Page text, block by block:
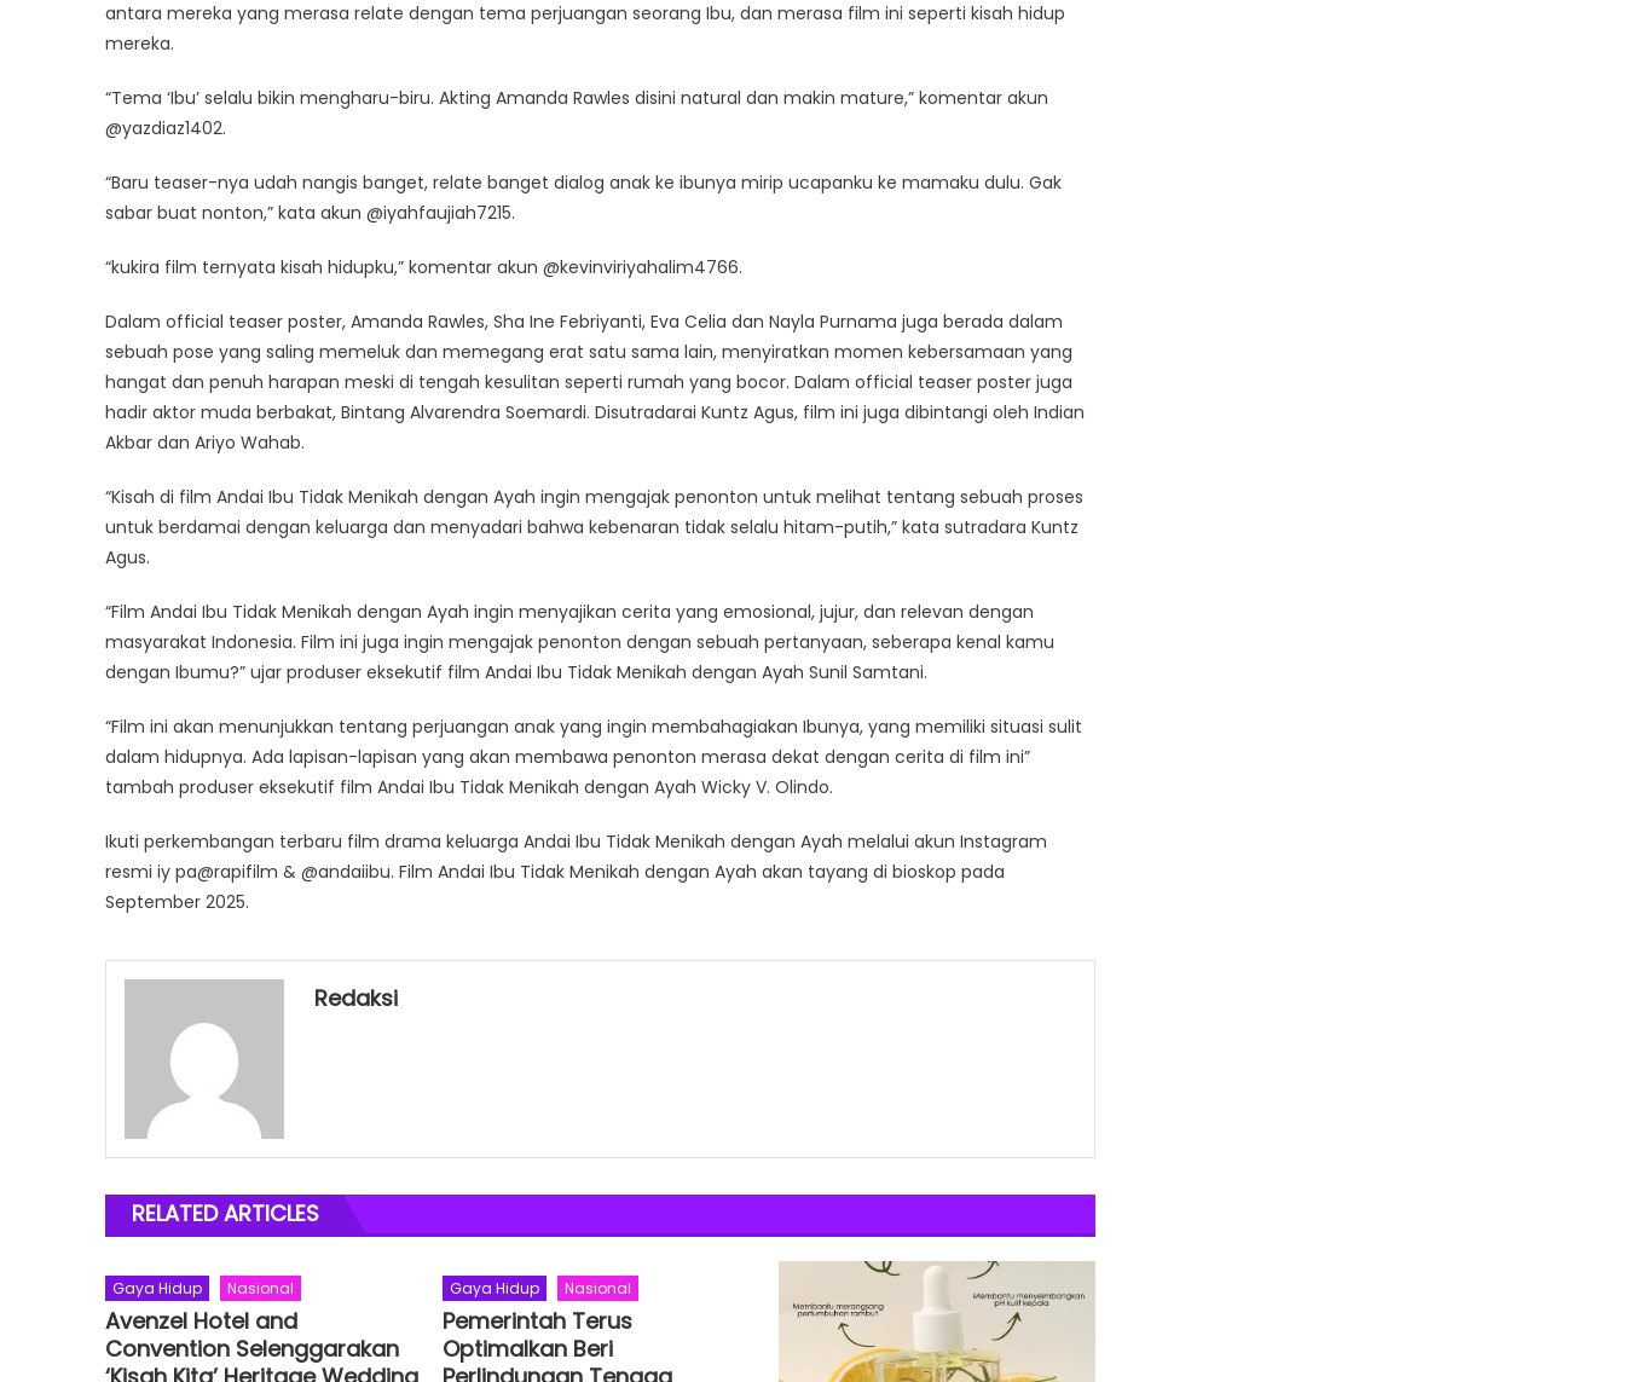
antara mereka yang merasa relate dengan tema perjuangan seorang Ibu, dan merasa film ini seperti kisah hidup
mereka.
“Tema ‘Ibu’ selalu bikin mengharu-biru. Akting Amanda Rawles disini natural dan makin mature,” komentar akun
@yazdiaz1402.
“Baru teaser-nya udah nangis banget, relate banget dialog anak ke ibunya mirip ucapanku ke mamaku dulu. Gak
sabar buat nonton,” kata akun @iyahfaujiah7215.
“kukira film ternyata kisah hidupku,” komentar akun @kevinviriyahalim4766.
Dalam official teaser poster, Amanda Rawles, Sha Ine Febriyanti, Eva Celia dan Nayla Purnama juga berada dalam
sebuah pose yang saling memeluk dan memegang erat satu sama lain, menyiratkan momen kebersamaan yang
hangat dan penuh harapan meski di tengah kesulitan seperti rumah yang bocor. Dalam official teaser poster juga
hadir aktor muda berbakat, Bintang Alvarendra Soemardi. Disutradarai Kuntz Agus, film ini juga dibintangi oleh Indian
Akbar dan Ariyo Wahab.
“Kisah di film Andai Ibu Tidak Menikah dengan Ayah ingin mengajak penonton untuk melihat tentang sebuah proses
untuk berdamai dengan keluarga dan menyadari bahwa kebenaran tidak selalu hitam-putih,” kata sutradara Kuntz
Agus.
“Film Andai Ibu Tidak Menikah dengan Ayah ingin menyajikan cerita yang emosional, jujur, dan relevan dengan
masyarakat Indonesia. Film ini juga ingin mengajak penonton dengan sebuah pertanyaan, seberapa kenal kamu
dengan Ibumu?” ujar produser eksekutif film Andai Ibu Tidak Menikah dengan Ayah Sunil Samtani.
“Film ini akan menunjukkan tentang perjuangan anak yang ingin membahagiakan Ibunya, yang memiliki situasi sulit
dalam hidupnya. Ada lapisan-lapisan yang akan membawa penonton merasa dekat dengan cerita di film ini”
tambah produser eksekutif film Andai Ibu Tidak Menikah dengan Ayah Wicky V. Olindo.
Ikuti perkembangan terbaru film drama keluarga Andai Ibu Tidak Menikah dengan Ayah melalui akun Instagram
resmi iy pa@rapifilm & @andaiibu. Film Andai Ibu Tidak Menikah dengan Ayah akan tayang di bioskop pada
September 2025.
Redaksi
RELATED ARTICLES
Gaya Hidup Nasional
Avenzel Hotel and
Convention Selenggarakan
Gaya Hidup Nasional
Pemerintah Terus
Optimalkan Beri